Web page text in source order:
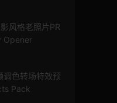
风格老照片PR
Opener
色转场特效预
Pack